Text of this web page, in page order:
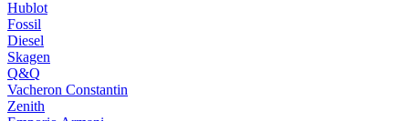
Hublot
Fossil
Diesel
Skagen
Q&Q
Vacheron Constantin
Zenith